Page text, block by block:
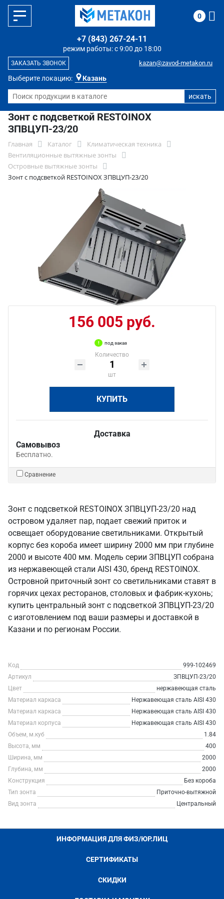
Выберите локацию: Казань
режим работы: с 9:00 до 18:00
+7 (843) 267-24-11
kazan@zavod-metakon.ru
ЗАКАЗАТЬ ЗВОНОК
0
Зонт с подсветкой RESTOINOX
ЗПВЦУП-23/20
Главная Каталог
Климатическая техника
Вентиляционные вытяжные зонты
Островные вытяжные зонты
Зонт с подсветкой RESTOINOX ЗПВЦУП-23/20
156 005 руб.
под заказ
Количество
шт
КУПИТЬ
Доставка
Самовывоз
Бесплатно.
Сравнение
Зонт с подсветкой RESTOINOX ЗПВЦУП-23/20 над
островом удаляет пар, подает свежий приток и
освещает оборудование светильниками. Открытый
корпус без короба имеет ширину 2000 мм при глубине
2000 и высоте 400 мм. Модель серии ЗПВЦУП собрана
из нержавеющей стали AISI 430, бренд RESTOINOX.
Островной приточный зонт со светильниками ставят в
горячих цехах ресторанов, столовых и фабрик-кухонь;
купить центральный зонт с подсветкой ЗПВЦУП-23/20
с изготовлением под ваши размеры и доставкой в
Казани и по регионам России.
Код
999-102469
Артикул
ЗПВЦУП-23/20
Цвет
нержавеющая сталь
Материал каркаса
Нержавеющая сталь AISI 430
Материал каркаса
Нержавеющая сталь AISI 430
Материал корпуса
Нержавеющая сталь AISI 430
Объем, м.куб
1.84
Высота, мм
400
Ширина, мм
2000
Глубина, мм
2000
Конструкция
Без короба
Тип зонта
Приточно-вытяжной
Вид зонта
Центральный
ИНФОРМАЦИЯ ДЛЯ ФИЗ/ЮР.ЛИЦ
СЕРТИФИКАТЫ
СКИДКИ